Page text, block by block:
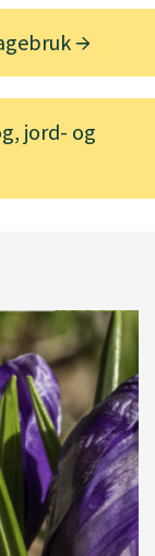
jord- og